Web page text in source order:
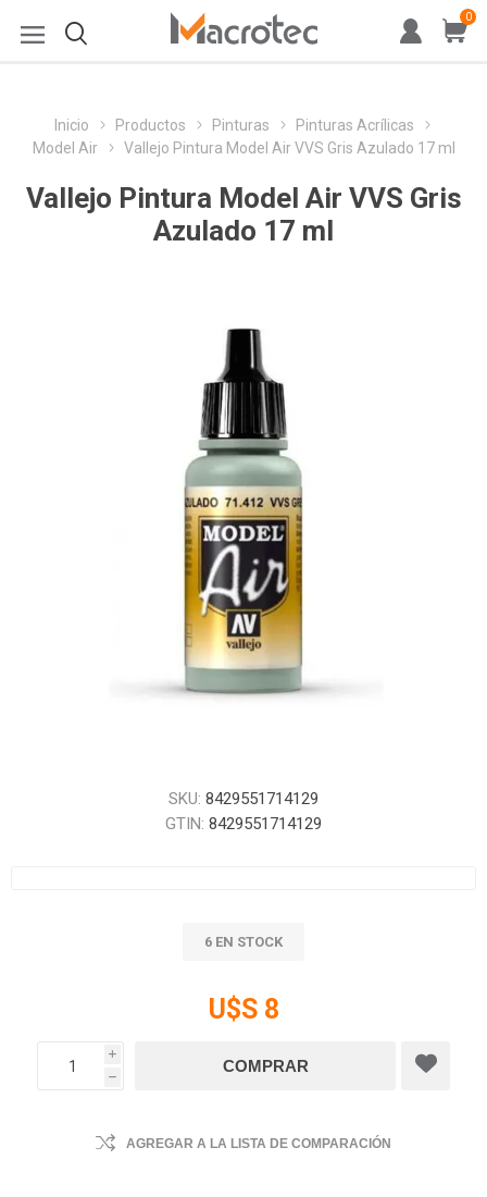
0
Inicio Productos Pinturas
Pinturas Acrílicas
Model Air
Vallejo Pintura Model Air VVS Gris Azulado 17 ml
Vallejo Pintura Model Air VVS Gris
Azulado 17 ml
SKU: 8429551714129
GTIN: 8429551714129
6 EN STOCK
U$S 8
i
h
AGREGAR A LA LISTA DE COMPARACIÓN